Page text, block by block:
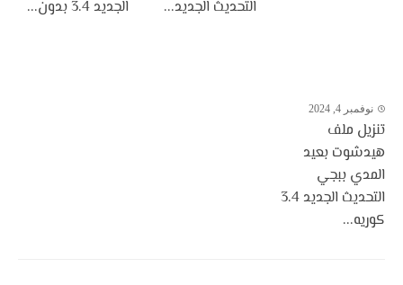
التحديث الجديد...
الجديد 3.4 بدون...
نوفمبر 4, 2024
تنزيل ملف
هيدشوت بعيد
المدي ببجي
التحديث الجديد 3.4
كوريه...